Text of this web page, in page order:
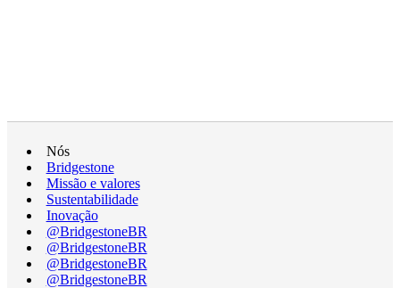
Nós
Bridgestone
Missão e valores
Sustentabilidade
Inovação
@BridgestoneBR
@BridgestoneBR
@BridgestoneBR
@BridgestoneBR